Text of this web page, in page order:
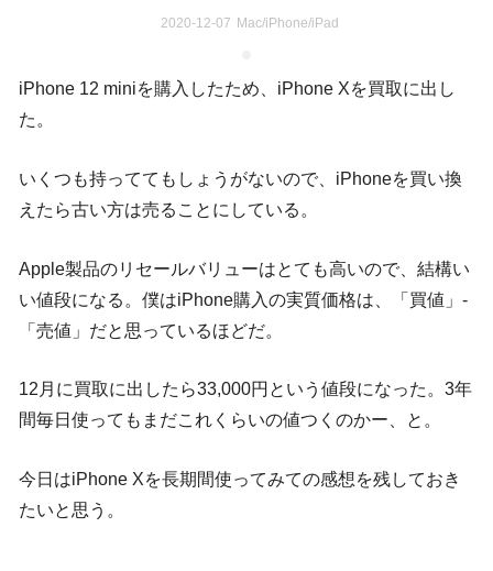
2020-12-07 Mac/iPhone/iPad
iPhone 12 miniを購入したため、iPhone Xを買取に出し
た。
いくつも持っててもしょうがないので、iPhoneを買い換
えたら古い方は売ることにしている。
Apple製品のリセールバリューはとても高いので、結構い
い値段になる。僕はiPhone購入の実質価格は、「買値」-
「売値」だと思っているほどだ。
12月に買取に出したら33,000円という値段になった。3年
間毎日使ってもまだこれくらいの値つくのかー、と。
今日はiPhone Xを長期間使ってみての感想を残しておき
たいと思う。